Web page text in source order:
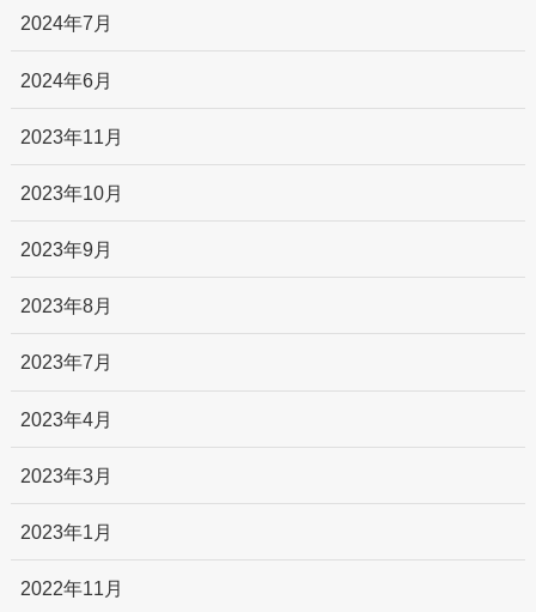
2024年7月
2024年6月
2023年11月
2023年10月
2023年9月
2023年8月
2023年7月
2023年4月
2023年3月
2023年1月
2022年11月